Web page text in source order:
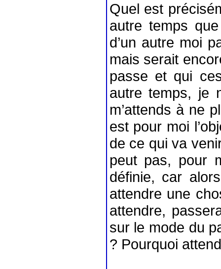
Quel est
autre temps
d’un autre moi
mais serait
passe et qui
autre temps, je
m’attends à ne
est pour moi
de ce qui va
peut pas, pour
définie, car
attendre une
attendre,
sur le mode du
? Pourquoi